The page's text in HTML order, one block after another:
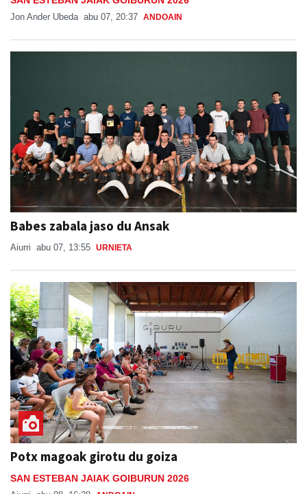
Jon Ander Ubeda abu 07, 20:37 ANDOAIN
Babes zabala jaso du Ansak
Aiurri abu 07, 13:55 URNIETA
Potx magoak girotu du goiza
SAN ESTEBAN JAIAK GOIBURUN 2026